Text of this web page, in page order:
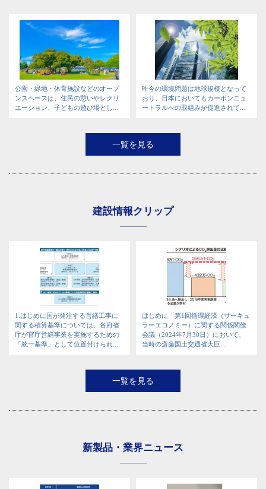
公園・緑地・体育施設などのオープ
ンスペースは、住民の憩いやレクリ
エーション、子どもの遊び場とし...
昨今の環境問題は地球規模となって
おり、日本においてもカーボンニュ
ートラルへの取組みが促進されて...
一覧を見る
建設情報クリップ
1.はじめに国が発注する営繕工事に
関する積算基準については、各府省
庁が官庁営繕事業を実施するための
「統一基準」として位置付けられ...
はじめに「第1回循環経済（サーキュ
ラーエコノミー）に関する関係閣僚
会議（2024年7月30日）において、
当時の斎藤国土交通省大臣...
一覧を見る
新製品・業界ニュース